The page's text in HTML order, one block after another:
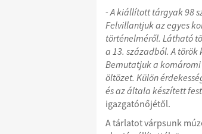
- A kiállított tárgyak 98
Felvillantjuk az egyes
történelméről. Látható
a 13. századból. A
Bemutatjuk a
öltözet. Külön
és az általa készített
igazgatónőjétől.
A tárlatot várpsunk